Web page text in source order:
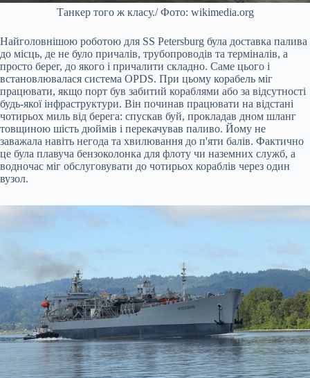
Танкер того ж класу./ Фото: wikimedia.org
Найголовнішою роботою для SS Petersburg була доставка палива
до місць, де не було причалів, трубопроводів та терміналів, а
просто берег, до якого і причалити складно. Саме цього і
встановлювалася система OPDS. При цьому корабель міг
працювати, якщо порт був забитий кораблями або за відсутності
будь-якої інфраструктури. Він починав працювати на відстані
чотирьох миль від берега: спускав буй, прокладав дном шланг
товщиною шість дюймів і перекачував паливо. Йому не
заважала навіть негода та хвилювання до п'яти балів. Фактично
це була плавуча бензоколонка для флоту чи наземних служб, а
водночас міг обслуговувати до чотирьох кораблів через один
вузол.